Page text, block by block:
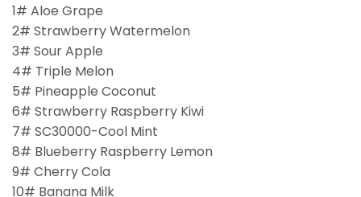
1# Aloe Grape
2# Strawberry Watermelon
3# Sour Apple
4# Triple Melon
5# Pineapple Coconut
6# Strawberry Raspberry Kiwi
7# SC30000-Cool Mint
8# Blueberry Raspberry Lemon
9# Cherry Cola
10# Banana Milk